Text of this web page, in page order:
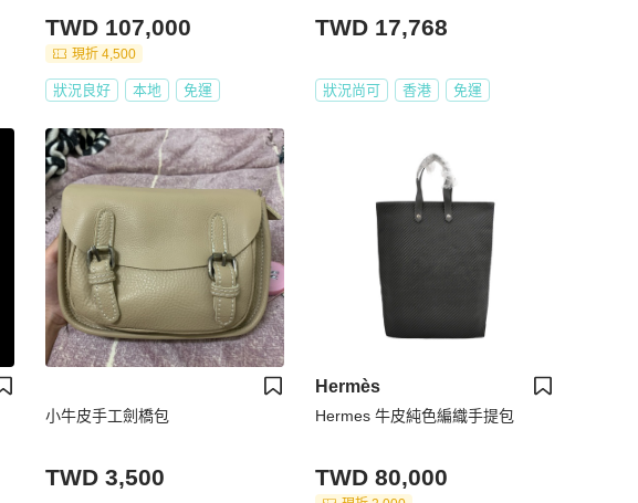
TWD 107,000
現折 4,500
狀況良好 本地 免運
TWD 17,768
狀況尚可 香港 免運
小牛皮手工劍橋包
TWD 3,500
Hermès
Hermes 牛皮純色編織手提包
TWD 80,000